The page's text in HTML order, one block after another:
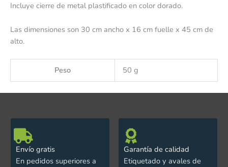
Incluye cierre de metal plastificado en color dorado.
Las dimensiones son 30 cm ancho x 16 cm fuelle x 45 cm de
alto.
Peso 50 g
Envío gratis
En pedidos superiores a
Garantía de calidad
Etiquetado y avales de